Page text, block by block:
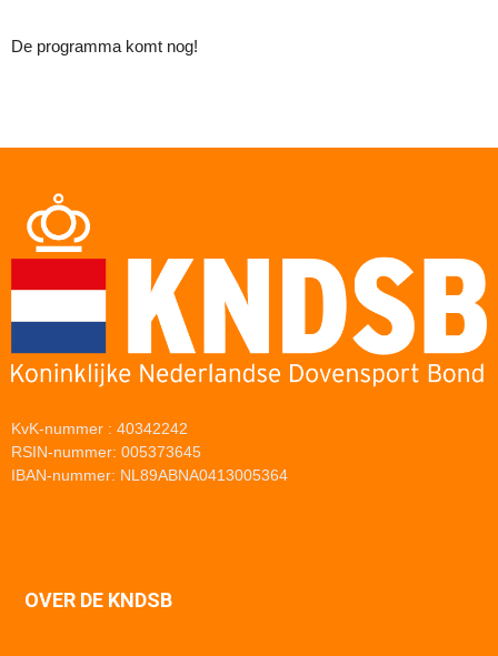
De programma komt nog!
KvK-nummer : 40342242
RSIN-nummer: 005373645
IBAN-nummer: NL89ABNA0413005364
OVER DE KNDSB